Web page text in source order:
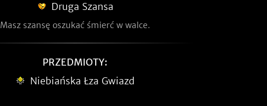
Druga Szansa
Masz szansę oszukać śmierć w walce.
PRZEDMIOTY:
Niebiańska Łza Gwiazd